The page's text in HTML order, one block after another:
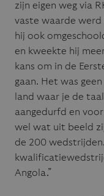
zijn eigen weg via
vaste waarde werd
hij ook
en kweekte hij
kans om in de
gaan. Het was
land waar je de
aangedurfd en
wel wat uit beeld
de 200
Angola.”